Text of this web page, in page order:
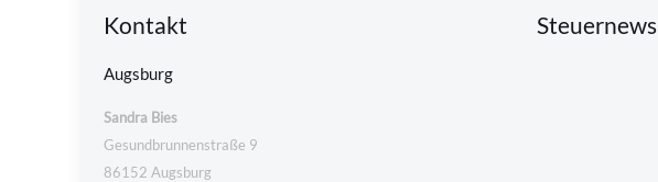
Kontakt
Augsburg
Sandra Bies
Gesundbrunnenstraße 9
86152 Augsburg
Steuernews